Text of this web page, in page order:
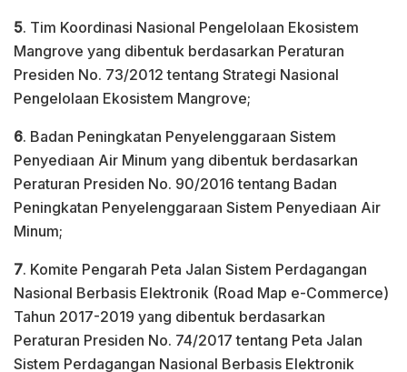
5. Tim Koordinasi Nasional Pengelolaan Ekosistem
Mangrove yang dibentuk berdasarkan Peraturan
Presiden No. 73/2012 tentang Strategi Nasional
Pengelolaan Ekosistem Mangrove;
6. Badan Peningkatan Penyelenggaraan Sistem
Penyediaan Air Minum yang dibentuk berdasarkan
Peraturan Presiden No. 90/2016 tentang Badan
Peningkatan Penyelenggaraan Sistem Penyediaan Air
Minum;
7. Komite Pengarah Peta Jalan Sistem Perdagangan
Nasional Berbasis Elektronik (Road Map e-Commerce)
Tahun 2017-2019 yang dibentuk berdasarkan
Peraturan Presiden No. 74/2017 tentang Peta Jalan
Sistem Perdagangan Nasional Berbasis Elektronik